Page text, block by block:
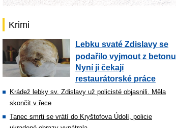
Krimi
Lebku svaté Zdislavy se
podařilo vyjmout z betonu.
Nyní ji čekají
restaurátorské práce
Krádež lebky sv. Zdislavy už policisté objasnili. Měla
skončit v řece
Tanec smrti se vrátí do Kryštofova Údolí, policie